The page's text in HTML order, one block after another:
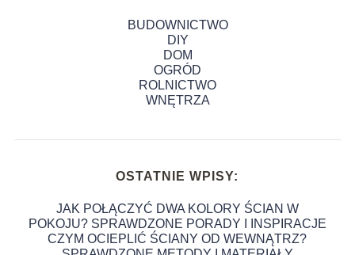
BUDOWNICTWO
DIY
DOM
OGRÓD
ROLNICTWO
WNĘTRZA
OSTATNIE WPISY:
JAK POŁĄCZYĆ DWA KOLORY ŚCIAN W
POKOJU? SPRAWDZONE PORADY I INSPIRACJE
CZYM OCIEPLIĆ ŚCIANY OD WEWNĄTRZ?